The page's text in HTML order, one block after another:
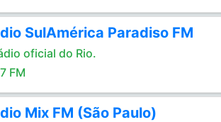
SulAmérica Paradiso FM
oficial do Rio.
FM
Mix FM (São Paulo)